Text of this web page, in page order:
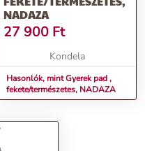
NADAZA
27 900 Ft
Kondela
Hasonlók, mint Gyerek pad ,
fekete/természetes, NADAZA